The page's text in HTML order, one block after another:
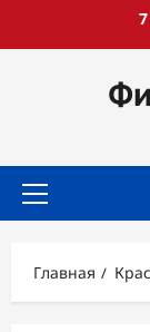
Основное
Главная